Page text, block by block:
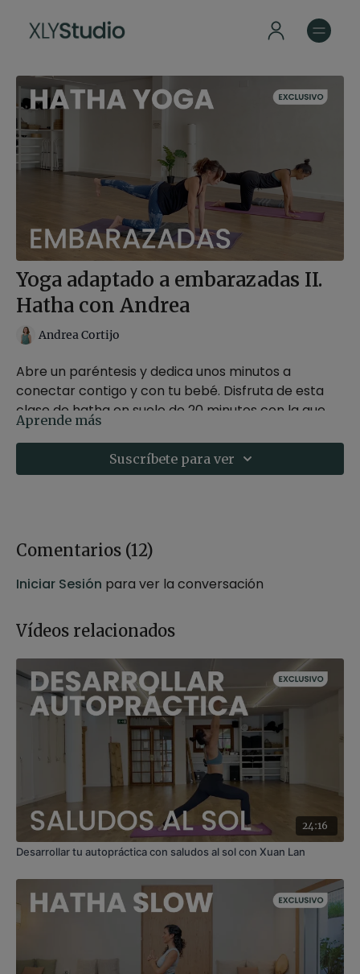
Yoga adaptado a embarazadas II.
Hatha con Andrea
Andrea Cortijo
Abre un paréntesis y dedica unos minutos a
conectar contigo y con tu bebé. Disfruta de esta
clase de hatha en suelo de 20 minutos con la que
mejorarás la flexibilidad y la movilidad de tus
caderas. Está clase está diseñada para
embarazadas a partir del segundo trimestre de
Profesora Andrea Cortijo, profesora de hatha yoga,
yoga prenatal y yin yoga.
Aprende más
Suscríbete para ver
Comentarios (12)
Iniciar Sesión para ver la conversación
Vídeos relacionados
24:16
Desarrollar tu autopráctica con saludos al sol con Xuan Lan